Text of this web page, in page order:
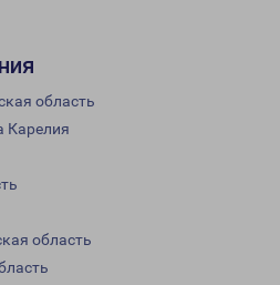
область
Карелия
область